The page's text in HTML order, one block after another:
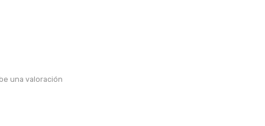
una valoración